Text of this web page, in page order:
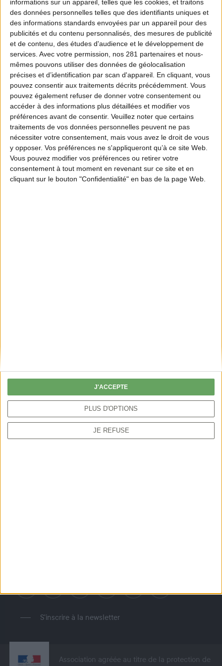
informations sur un appareil, telles que les cookies, et traitons
des données personnelles telles que des identifiants uniques et
des informations standards envoyées par un appareil pour des
publicités et du contenu personnalisés, des mesures de publicité
et de contenu, des études d'audience et le développement de
services. Avec votre permission, nos 281 partenaires et nous-
mêmes pouvons utiliser des données de géolocalisation
précises et d’identification par scan d'appareil. En cliquant, vous
pouvez consentir aux traitements décrits précédemment. Vous
pouvez également refuser de donner votre consentement ou
accéder à des informations plus détaillées et modifier vos
préférences avant de consentir. Veuillez noter que certains
traitements de vos données personnelles peuvent ne pas
nécessiter votre consentement, mais vous avez le droit de vous
y opposer. Vos préférences ne s'appliqueront qu’à ce site Web.
Vous pouvez modifier vos préférences ou retirer votre
consentement à tout moment en revenant sur ce site et en
cliquant sur le bouton "Confidentialité" en bas de la page Web.
PLUS D'OPTIONS
JE REFUSE
J'ACCEPTE
le-bol. Nous réaffirmons notre détermination à
défendre la chasse, qui est un art de vivre, et qui
représente l’avenir dans nos sociétés
déshumanisées et déconnectées de la nature.
Partager
Téléchargez le manifeste
S'inscrire à la newsletter
Association agréée au titre de la protection de